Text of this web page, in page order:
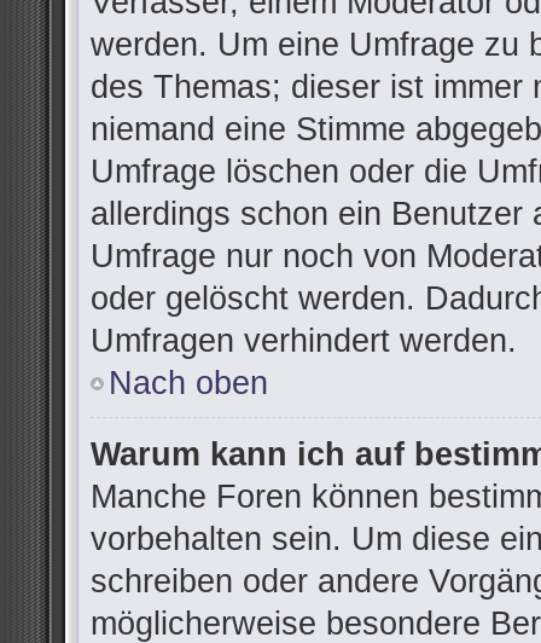
werden. Um eine Umfrage zu
des Themas; dieser ist immer
niemand eine Stimme
Umfrage löschen oder die
allerdings schon ein Benutzer
Umfrage nur noch von
oder gelöscht werden.
Umfragen verhindert werden.
Nach oben
Warum kann ich auf
Manche Foren können
vorbehalten sein. Um diese
schreiben oder andere
möglicherweise besondere